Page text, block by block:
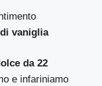
vaniglia
da 22
e infariniamo